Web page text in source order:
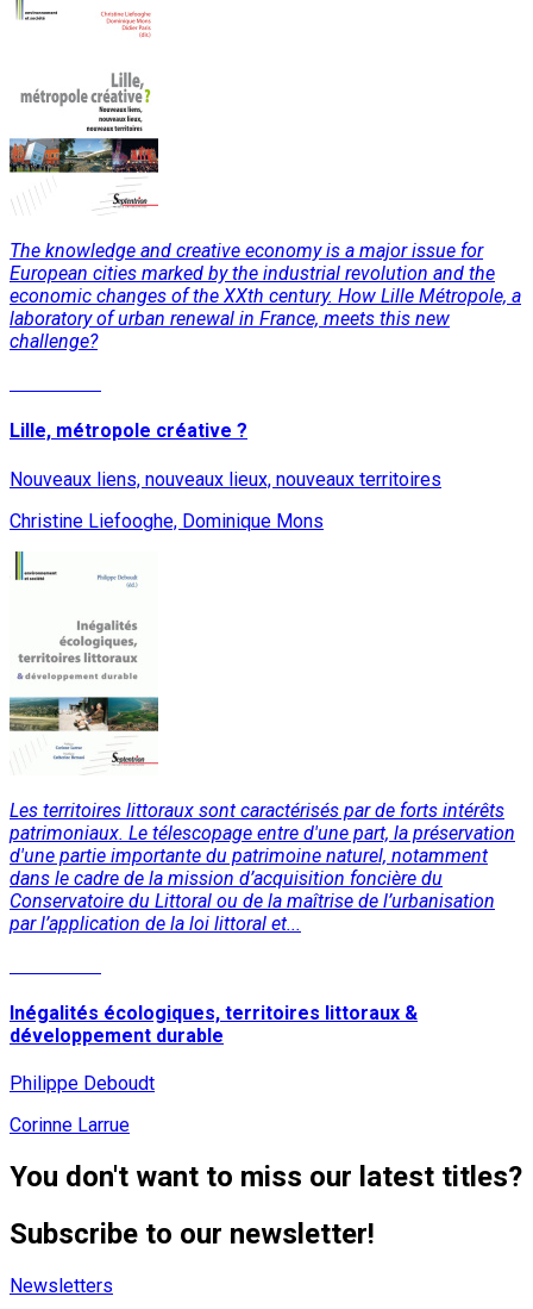
The knowledge and creative economy is a major issue for
European cities marked by the industrial revolution and the
economic changes of the XXth century. How Lille Métropole, a
laboratory of urban renewal in France, meets this new
challenge?
Lille, métropole créative ?
Nouveaux liens, nouveaux lieux, nouveaux territoires
Christine Liefooghe, Dominique Mons
Les territoires littoraux sont caractérisés par de forts intérêts
patrimoniaux. Le télescopage entre d'une part, la préservation
d'une partie importante du patrimoine naturel, notamment
dans le cadre de la mission d’acquisition foncière du
Conservatoire du Littoral ou de la maîtrise de l’urbanisation
par l’application de la loi littoral et...
Inégalités écologiques, territoires littoraux &
développement durable
Philippe Deboudt
Corinne Larrue
You don't want to miss our latest titles?
Subscribe to our newsletter!
Newsletters